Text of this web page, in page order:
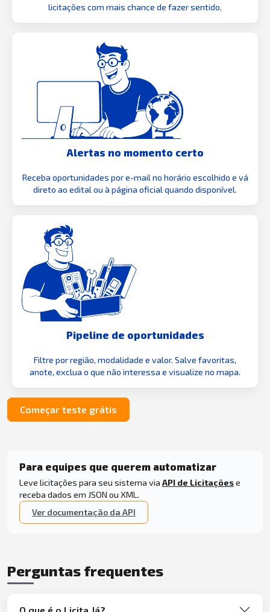
licitações com mais chance de fazer sentido.
Alertas no momento certo
Receba oportunidades por e-mail no horário escolhido e vá
direto ao edital ou à página oficial quando disponível.
Pipeline de oportunidades
Filtre por região, modalidade e valor. Salve favoritas,
anote, exclua o que não interessa e visualize no mapa.
Começar teste grátis
Para equipes que querem automatizar
Leve licitações para seu sistema via API de Licitaçõese
receba dados em JSON ou XML.
Ver documentação da API
Perguntas frequentes
O que é o Licita Já?